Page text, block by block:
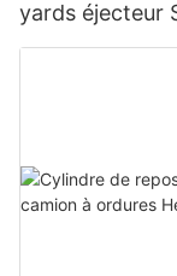
yards éjecteur